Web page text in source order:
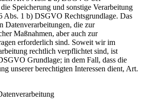
Speicherung und sonstige Verarbeitung
Abs. 1 b) DSGVO Rechtsgrundlage. Das
Datenverarbeitungen, die zur
Maßnahmen, aber auch zur
erforderlich sind. Soweit wir im
rechtlich verpflichtet sind, ist
Grundlage; in dem Fall, dass die
unserer berechtigten Interessen dient, Art.